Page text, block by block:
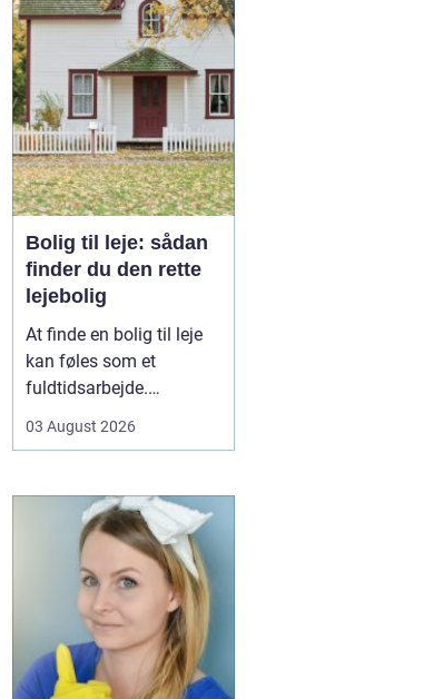
udgaver med grøntsager,
specialiteter fra lokale
slagtere og kre...
Bolig til leje: sådan
finder du den rette
lejebolig
At finde en bolig til leje
kan føles som et
fuldtidsarbejde.
priserne varierer, og det
gennemskue, hvad du
egentlig får for pengene.
Samtidig fylder
spørgsmål om
beliggenhed, ...
03 August 2026